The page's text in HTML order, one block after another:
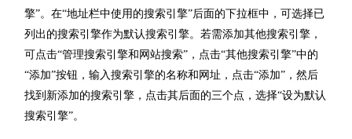
擎”。在“地址栏中使用的搜索引擎”后面的下拉框中，可选择已
列出的搜索引擎作为默认搜索引擎。若需添加其他搜索引擎，
可点击“管理搜索引擎和网站搜索”，点击“其他搜索引擎”中的
“添加”按钮，输入搜索引擎的名称和网址，点击“添加”，然后
找到新添加的搜索引擎，点击其后面的三个点，选择“设为默认
搜索引擎”。